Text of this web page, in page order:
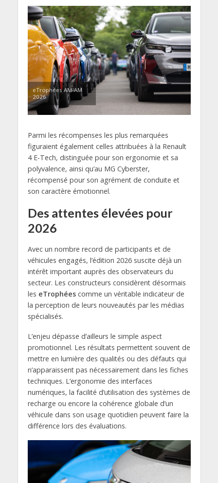
eTrophées AM-AM
2026
Parmi les récompenses les plus remarquées
figuraient également celles attribuées à la Renault
4 E-Tech, distinguée pour son ergonomie et sa
polyvalence, ainsi qu’au MG Cyberster,
récompensé pour son agrément de conduite et
son caractère émotionnel.
Des attentes élevées pour
2026
Avec un nombre record de participants et de
véhicules engagés, l’édition 2026 suscite déjà un
intérêt important auprès des observateurs du
secteur. Les constructeurs considèrent désormais
les eTrophéescomme un véritable indicateur de
la perception de leurs nouveautés par les médias
spécialisés.
L’enjeu dépasse d’ailleurs le simple aspect
promotionnel. Les résultats permettent souvent de
mettre en lumière des qualités ou des défauts qui
n’apparaissent pas nécessairement dans les fiches
techniques. L’ergonomie des interfaces
numériques, la facilité d’utilisation des systèmes de
recharge ou encore la cohérence globale d’un
véhicule dans son usage quotidien peuvent faire la
différence lors des évaluations.